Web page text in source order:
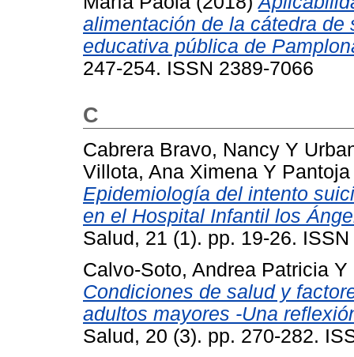
alimentación de la cátedra
educativa pública de
247-254. ISSN 2389-7066
C
Cabrera Bravo, Nancy Y
Villota, Ana Ximena Y
Epidemiología del intento
en el Hospital Infantil los
Salud, 21 (1). pp. 19-26.
Calvo-Soto, Andrea Patricia Y
Condiciones de salud y
adultos mayores -Una
Salud, 20 (3). pp. 270-282.